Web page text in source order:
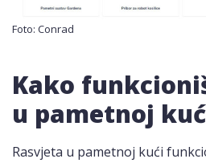
Foto: Conrad
Kako
u pametnoj
Rasvjeta u pametnoj kući